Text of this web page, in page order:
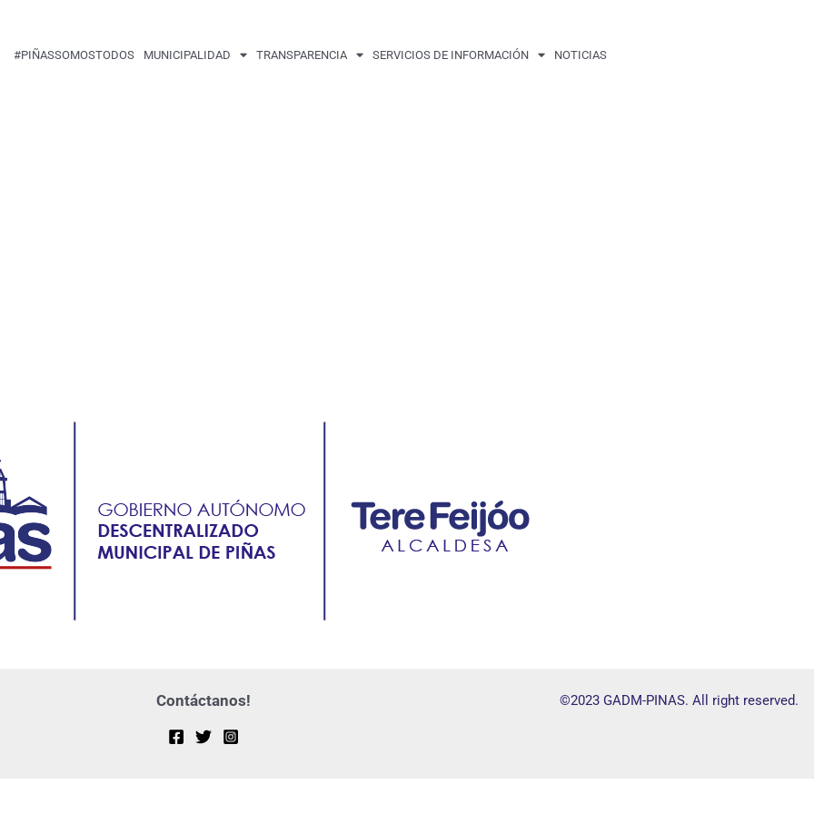
#PIÑASSOMOSTODOS MUNICIPALIDAD TRANSPARENCIA SERVICIOS DE INFORMACIÓN NOTICIAS
Contáctanos! ©2023 GADM-PINAS. All right reserved.